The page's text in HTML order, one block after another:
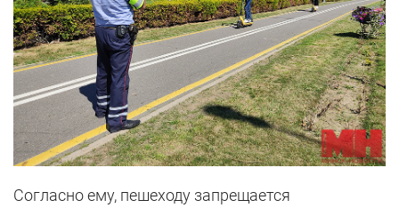
Согласно ему, пешеходу запрещается